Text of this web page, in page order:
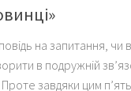
на запитання, чи
в подружній
завдяки цим